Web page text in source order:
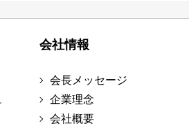
会社情報
会長メッセージ
企業理念
会社概要